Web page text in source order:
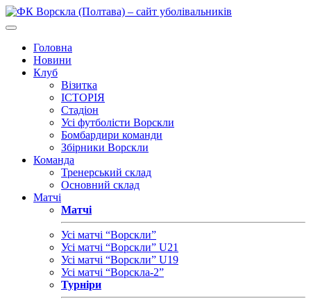
Головна
Новини
Клуб
Візитка
ІСТОРІЯ
Стадіон
Усі футболісти Ворскли
Бомбардири команди
Збірники Ворскли
Команда
Тренерський склад
Основний склад
Матчі
Матчі
Усі матчі “Ворскли”
Усі матчі “Ворскли” U21
Усі матчі “Ворскли” U19
Усі матчі “Ворскла-2”
Турніри